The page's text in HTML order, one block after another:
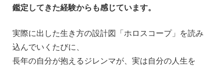
鑑定してきた経験からも感じています。
実際に出した生き方の設計図「ホロスコープ」を読み
込んでいくたびに、
長年の自分が抱えるジレンマが、実は自分の人生を